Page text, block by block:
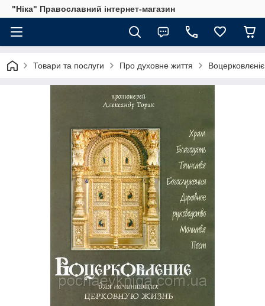
"Ніка" Православний інтернет-магазин
Товари та послуги Про духовне життя